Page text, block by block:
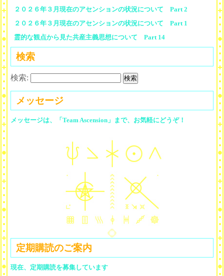
２０２６年３月現在のアセンションの状況について Part 2
２０２６年３月現在のアセンションの状況について Part 1
霊的な観点から見た共産主義思想について Part 14
検索
検索:
メッセージ
メッセージは、「Team Ascension」まで、お気軽にどうぞ！
定期購読のご案内
現在、定期購読を募集しています